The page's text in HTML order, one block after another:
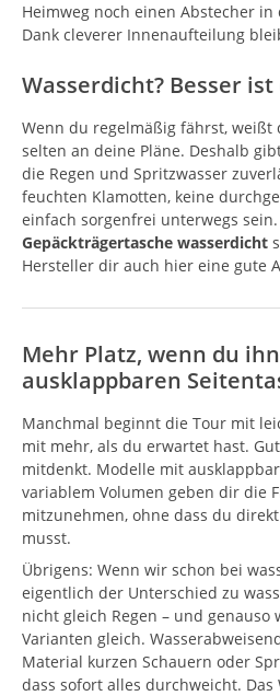
Heimweg noch einen Abstecher
Dank cleverer Innenaufteilung
Wasserdicht? Besser ist
Wenn du regelmäßig fährst, weißt
selten an deine Pläne. Deshalb
die Regen und Spritzwasser
feuchten Klamotten, keine
einfach sorgenfrei unterwegs
Gepäckträgertasche wasserdicht
Hersteller dir auch hier eine gute
Mehr Platz, wenn du
ausklappbaren
Manchmal beginnt die Tour mit
mit mehr, als du erwartet hast.
mitdenkt. Modelle mit
variablem Volumen geben dir die
mitzunehmen, ohne dass du
musst.
Übrigens: Wenn wir schon bei
eigentlich der Unterschied zu
nicht gleich Regen – und
Varianten gleich.
Material kurzen Schauern oder
dass sofort alles durchweicht.